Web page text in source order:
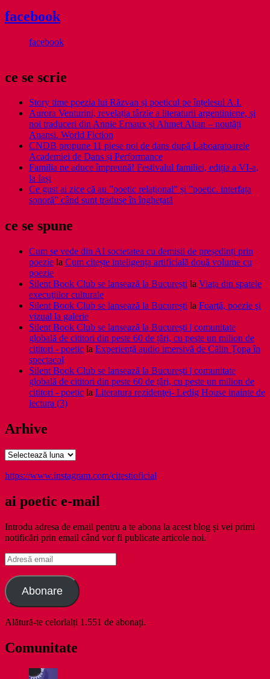
facebook
facebook
ce se scrie
Story time poezia lui Răzvan și poeticul pe înțelesul A.I.
Aurora Venturini, revelația târzie a literaturii argentiniene, și
noi traduceri din Annie Ernaux și Ahmet Altan – noutăți
Anansi. World Fiction
CNDB propune 11 piese noi de dans după Laboaratoarele
Academiei de Dans și Performance
Familia ne aduce împreună! Festivalul familiei, ediția a VI-a,
la Iași
Ce gust ai zice că au ”poetic relațional” și ”poetic. interfața
sonoră” când sunt traduse în înghețată
ce se spune
Cum se vede din AI societatea cu demisii de președinți prin
poezie la Cum citește inteligența artificială două volume cu
poezie
Silent Book Club se lansează la București la Viaţa din spatele
execuţiilor culturale
Silent Book Club se lansează la București la Foarţă, poezie şi
vizual la galerie
Silent Book Club se lansează la București | comunitate
globală de cititori din peste 60 de țări, cu peste un milion de
cititori - poetic la Experiență audio imersivă de Călin Țopa în
spectacol
Silent Book Club se lansează la București | comunitate
globală de cititori din peste 60 de țări, cu peste un milion de
cititori - poetic la Literatura rezidenţei- Ledig House inainte de
lectura (3)
Arhive
Arhive
https://www.instagram.com/citestioficial
ai poetic e-mail
Introdu adresa de email pentru a te abona la acest blog și vei primi
notificări prin email când vor fi publicate articole noi.
Adresă
email
Abonare
Alătură-te celorlalți 1.551 de abonați.
Comunitate